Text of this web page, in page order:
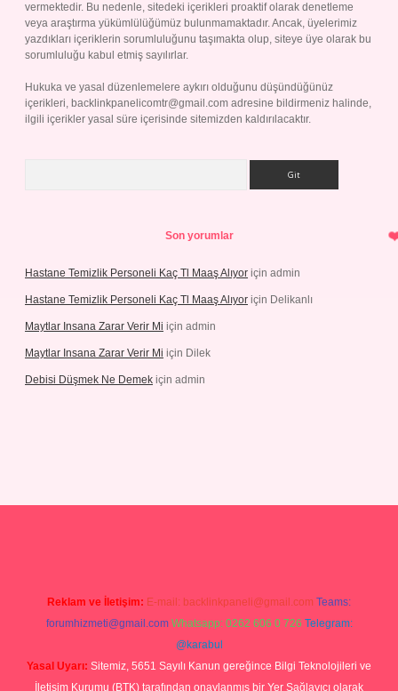
vermektedir. Bu nedenle, sitedeki içerikleri proaktif olarak denetleme
veya araştırma yükümlülüğümüz bulunmamaktadır. Ancak, üyelerimiz
yazdıkları içeriklerin sorumluluğunu taşımakta olup, siteye üye olarak bu
sorumluluğu kabul etmiş sayılırlar.
Hukuka ve yasal düzenlemelere aykırı olduğunu düşündüğünüz
içerikleri, backlinkpanelicomtr@gmail.com adresine bildirmeniz halinde,
ilgili içerikler yasal süre içerisinde sitemizden kaldırılacaktır.
Son yorumlar
Hastane Temizlik Personeli Kaç Tl Maaş Alıyor için admin
Hastane Temizlik Personeli Kaç Tl Maaş Alıyor için Delikanlı
Maytlar Insana Zarar Verir Mi için admin
Maytlar Insana Zarar Verir Mi için Dilek
Debisi Düşmek Ne Demek için admin
Reklam ve İletişim: E-mail: backlinkpaneli@gmail.com Teams:
forumhizmeti@gmail.com Whatsapp: 0262 606 0 726 Telegram:
@karabul
Yasal Uyarı: Sitemiz, 5651 Sayılı Kanun gereğince Bilgi Teknolojileri ve
İletişim Kurumu (BTK) tarafından onaylanmış bir Yer Sağlayıcı olarak